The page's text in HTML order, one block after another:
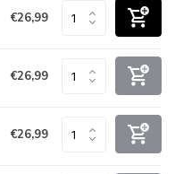
€26,99
€26,99
€26,99